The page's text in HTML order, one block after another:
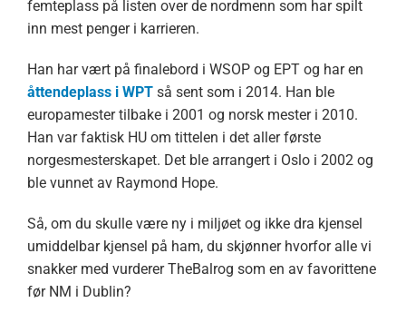
femteplass på listen over de nordmenn som har spilt
inn mest penger i karrieren.
Han har vært på finalebord i WSOP og EPT og har en
åttendeplass i WPTså sent som i 2014. Han ble
europamester tilbake i 2001 og norsk mester i 2010.
Han var faktisk HU om tittelen i det aller første
norgesmesterskapet. Det ble arrangert i Oslo i 2002 og
ble vunnet av Raymond Hope.
Så, om du skulle være ny i miljøet og ikke dra kjensel
umiddelbar kjensel på ham, du skjønner hvorfor alle vi
snakker med vurderer TheBalrog som en av favorittene
før NM i Dublin?